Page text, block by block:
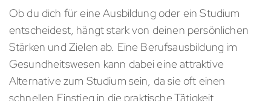
Ob du dich für eine Ausbildung oder ein Studium
entscheidest, hängt stark von deinen persönlichen
Stärken und Zielen ab. Eine Berufsausbildung im
Gesundheitswesen kann dabei eine attraktive
Alternative zum Studium sein, da sie oft einen
schnellen Einstieg in die praktische Tätigkeit